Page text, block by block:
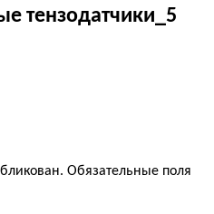
тензодатчики_5
Обязательные поля